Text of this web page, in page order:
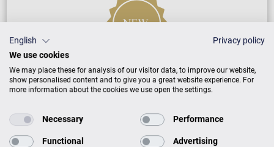
Neuinstrument
5 Jahre Herstellergarantie
Reparatur durch Fachleute
English
Privacy policy
We use cookies
We may place these for analysis of our visitor data, to improve our website,
show personalised content and to give you a great website experience. For
more information about the cookies we use open the settings.
Necessary Performance
Functional Advertising